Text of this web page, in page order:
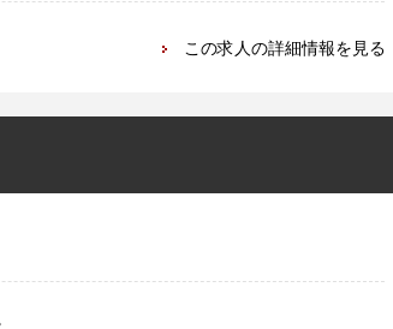
この求人の詳細情報を見る